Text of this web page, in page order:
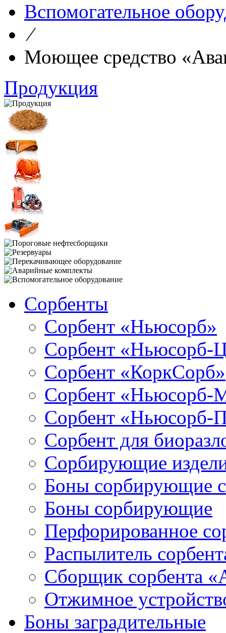
Вспомогательное
⁄
Моющее средство
Продукция
Сорбенты
Сорбент «Ньюсорб»
Сорбент «Ньюсорб-
Сорбент «КоркСорб»
Сорбент «Ньюсорб-
Сорбент «Ньюсорб-
Сорбент для
Сорбирующие
Боны сорбирующие
Боны сорбирующие
Перфорированное
Распылитель
Сборщик сорбента
Отжимное
Боны заградительные